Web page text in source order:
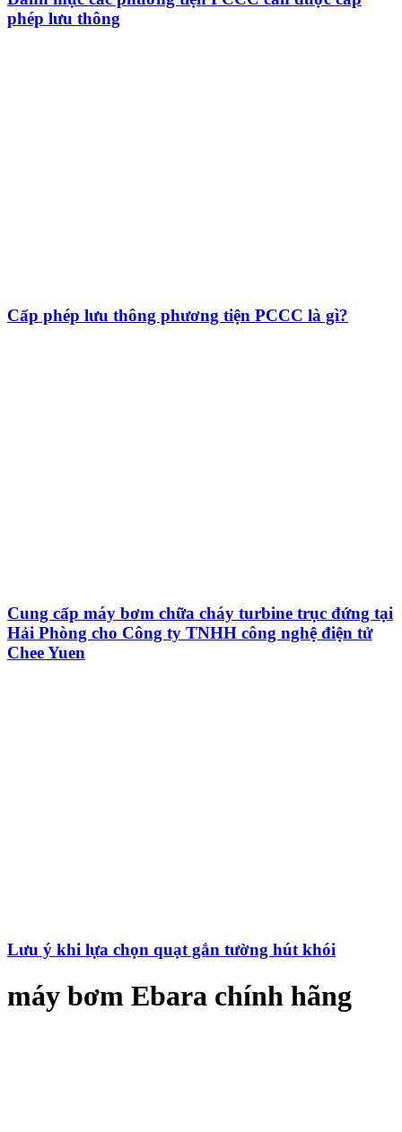
phép lưu thông
Cấp phép lưu thông phương tiện PCCC là gì?
Cung cấp máy bơm chữa cháy turbine trục đứng tại
Hải Phòng cho Công ty TNHH công nghệ điện tử
Chee Yuen
Lưu ý khi lựa chọn quạt gắn tường hút khói
máy bơm Ebara chính hãng